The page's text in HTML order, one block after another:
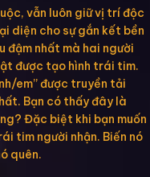
vẫn luôn giữ vị trí độc
diện cho sự gắn kết bền
đậm nhất mà hai người
được tạo hình trái tim.
em” được truyền tải
Bạn có thấy đây là
Đặc biệt khi bạn muốn
tim người nhận. Biến nó
quên.